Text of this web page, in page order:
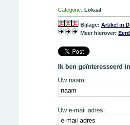
Categorie: Lokaal
Bijlage: Artikel in
Meer hierover:
Ik ben geïnteresseerd
Uw naam:
Uw e-mail adres: